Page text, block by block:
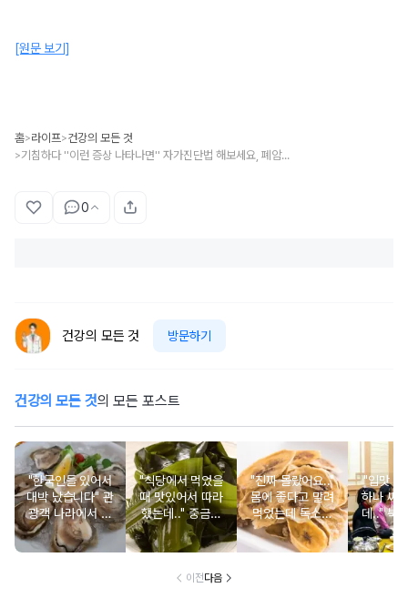
[원문 보기]
홈>라이프>건강의 모든 것
> 기침하다 ''이런 증상 나타나면'' 자가진단법 해보세요, 폐암에 걸린 증상입니다.
0
건강의 모든 것 방문하기
건강의 모든 것의 모든 포스트
"한국인들 있어서
대박 났습니다" 관
광객 나라에서 남
녀노소 보양식처
럼 먹는 음식
"식당에서 먹었을
때 맛있어서 따라
했는데.." 중금속
싹 다 빠질 줄 몰
랐어요
"진짜 몰랐어요.."
몸에 좋다고 말려
먹었는데 독소를
먹고 있었던 의외
의 음식
"입맛 없
하나 싸
데.." 북
외로 안
건
이전다음